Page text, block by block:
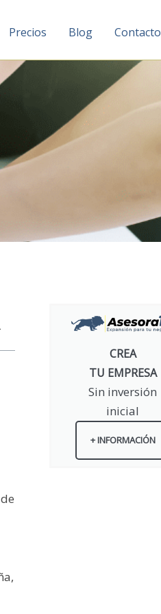
Precios Blog Contacto
CREA
TU EMPRESA
Sin inversión
inicial
+ INFORMACIÓN